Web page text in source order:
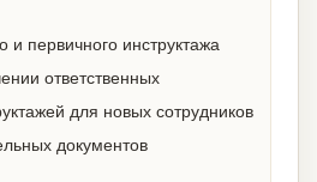
и первичного инструктажа
ответственных
для новых сотрудников
документов